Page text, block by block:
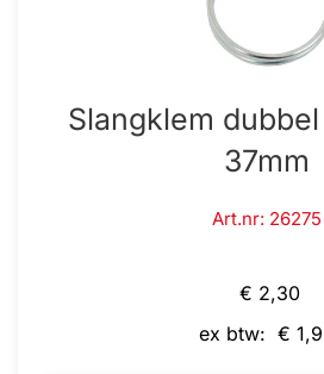
Slangklem
37mm
Art.nr: 26275
€ 2,30
ex btw: €